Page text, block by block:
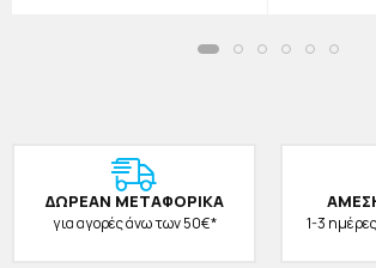
ΔΩΡΕAΝ ΜΕΤΑΦΟΡΙΚΑ
για αγορές άνω των 50€* 1-3